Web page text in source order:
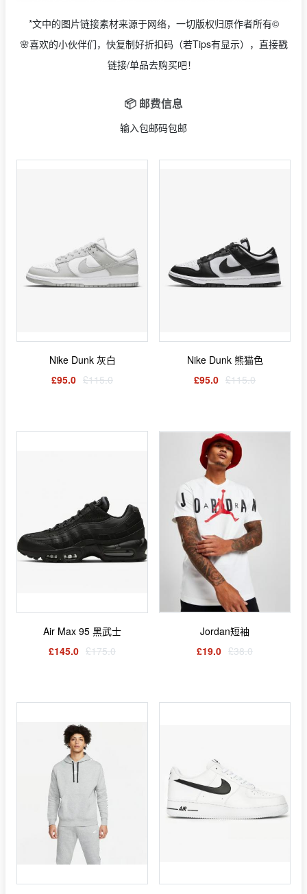
*文中的图片链接素材来源于网络，一切版权归原作者所有©
🌸喜欢的小伙伴们，快复制好折扣码（若Tips有显示），直接戳
链接/单品去购买吧！
📦 邮费信息
输入包邮码包邮
Nike Dunk 灰白
£95.0 £115.0
Nike Dunk 熊猫色
£95.0 £115.0
Air Max 95 黑武士
£145.0 £175.0
Jordan短袖
£19.0 £38.0